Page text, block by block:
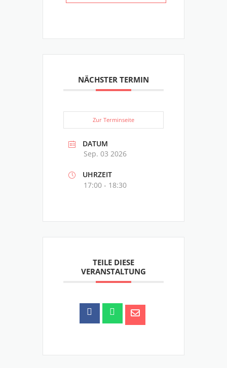
NÄCHSTER TERMIN
Zur Terminseite
DATUM
Sep. 03 2026
UHRZEIT
17:00 - 18:30
TEILE DIESE
VERANSTALTUNG